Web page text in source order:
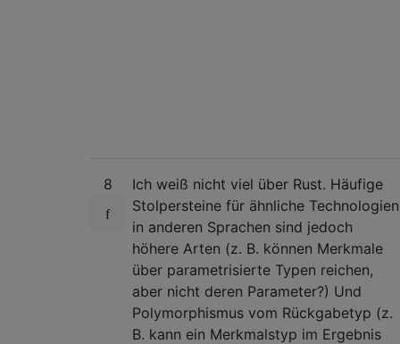
8
Ich weiß nicht viel über Rust. Häufige
Stolpersteine ​​für ähnliche Technologien
in anderen Sprachen sind jedoch
höhere Arten (z. B. können Merkmale
über parametrisierte Typen reichen,
aber nicht deren Parameter?) Und
Polymorphismus vom Rückgabetyp (z.
B. kann ein Merkmalstyp im Ergebnis